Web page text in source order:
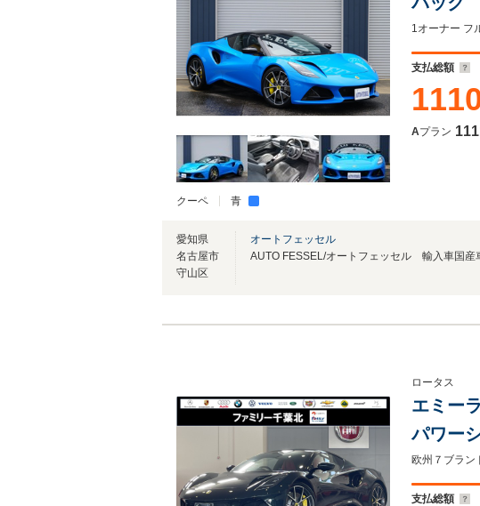
クーペ 青
サス+
ー
支払総額
Aプラン
愛知県
名古屋市
守山区
オートフェッセル
ロータス
エミー
パワー
サー/バ
チタニ
支払総額